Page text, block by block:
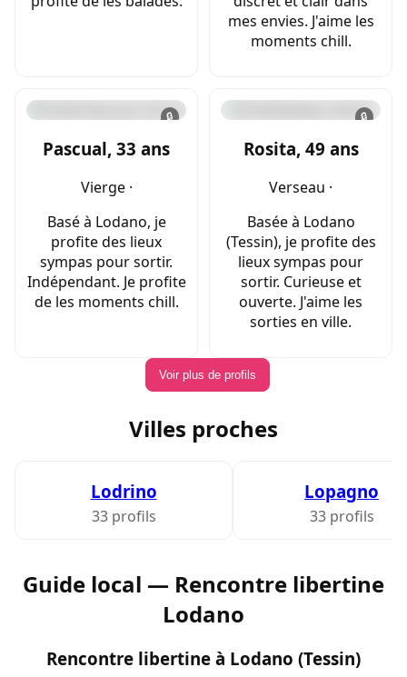
mes envies. J'aime les
moments chill.
🔒
Pascual, 33 ans
Vierge ·
Basé à Lodano, je
profite des lieux
sympas pour sortir.
Indépendant. Je profite
de les moments chill.
🔒
Rosita, 49 ans
Verseau ·
Basée à Lodano
(Tessin), je profite des
lieux sympas pour
sortir. Curieuse et
ouverte. J'aime les
sorties en ville.
Voir plus de profils
Villes proches
Lodrino
33 profils
Lopagno
33 profils
Guide local — Rencontre libertine
Lodano
Rencontre libertine à Lodano (Tessin)